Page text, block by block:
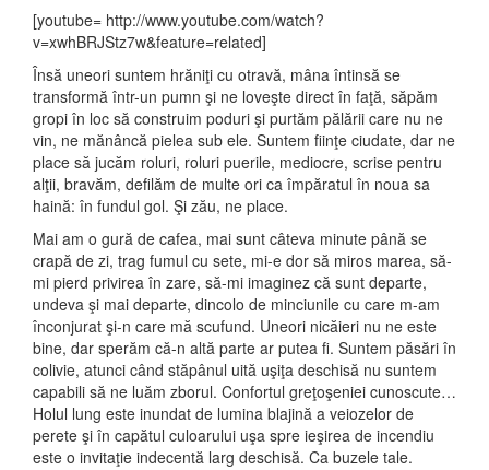
[youtube= http://www.youtube.com/watch?
v=xwhBRJStz7w&feature=related]
Însă uneori suntem hrăniţi cu otravă, mâna întinsă se
transformă într-un pumn şi ne loveşte direct în faţă, săpăm
gropi în loc să construim poduri şi purtăm pălării care nu ne
vin, ne mănâncă pielea sub ele. Suntem fiinţe ciudate, dar ne
place să jucăm roluri, roluri puerile, mediocre, scrise pentru
alţii, bravăm, defilăm de multe ori ca împăratul în noua sa
haină: în fundul gol. Şi zău, ne place.
Mai am o gură de cafea, mai sunt câteva minute până se
crapă de zi, trag fumul cu sete, mi-e dor să miros marea, să-
mi pierd privirea în zare, să-mi imaginez că sunt departe,
undeva şi mai departe, dincolo de minciunile cu care m-am
înconjurat şi-n care mă scufund. Uneori nicăieri nu ne este
bine, dar sperăm că-n altă parte ar putea fi. Suntem păsări în
colivie, atunci când stăpânul uită uşiţa deschisă nu suntem
capabili să ne luăm zborul. Confortul greţoşeniei cunoscute…
Holul lung este inundat de lumina blajină a veiozelor de
perete şi în capătul culoarului uşa spre ieşirea de incendiu
este o invitaţie indecentă larg deschisă. Ca buzele tale.